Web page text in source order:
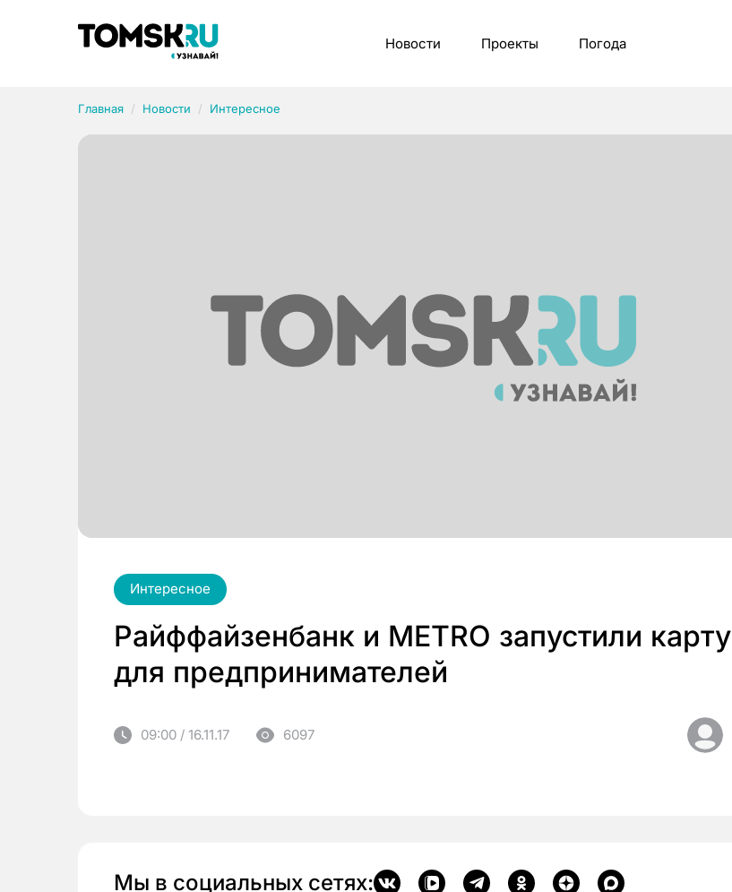
Новости Проекты Погода
Главная Новости Интересное
Интересное
Райффайзенбанк и METRO запустили карту
для предпринимателей
09:00 / 16.11.17 6097
Мы в социальных сетях:
Рубрики